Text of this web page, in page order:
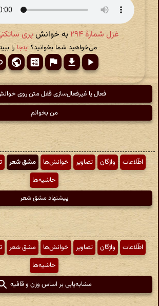
غزل شمارهٔ ۲۹۴ به خوانشپری
می‌خواهید شما بخوانید؟ اینجارا
فعال یا غیرفعال‌سازی قفل متن روی
من بخوانم
اطّلاعات واژگان تصاویر خوانش‌ها مشق شعر
حاشیه‌ها
پیشنهاد مشق شعر
اطّلاعات واژگان تصاویر خوانش‌ها مشق شعر
حاشیه‌ها
مشابه‌یابی بر اساس وزن و قافیه